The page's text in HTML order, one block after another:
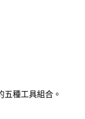
種工具組合。